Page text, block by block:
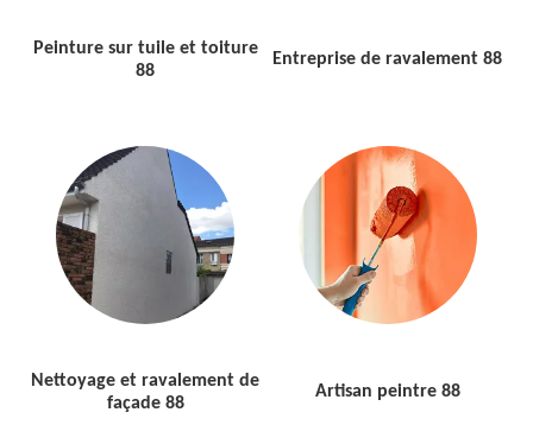
Peinture sur tuile et toiture
88
Entreprise de ravalement 88
Nettoyage et ravalement de
façade 88
Artisan peintre 88